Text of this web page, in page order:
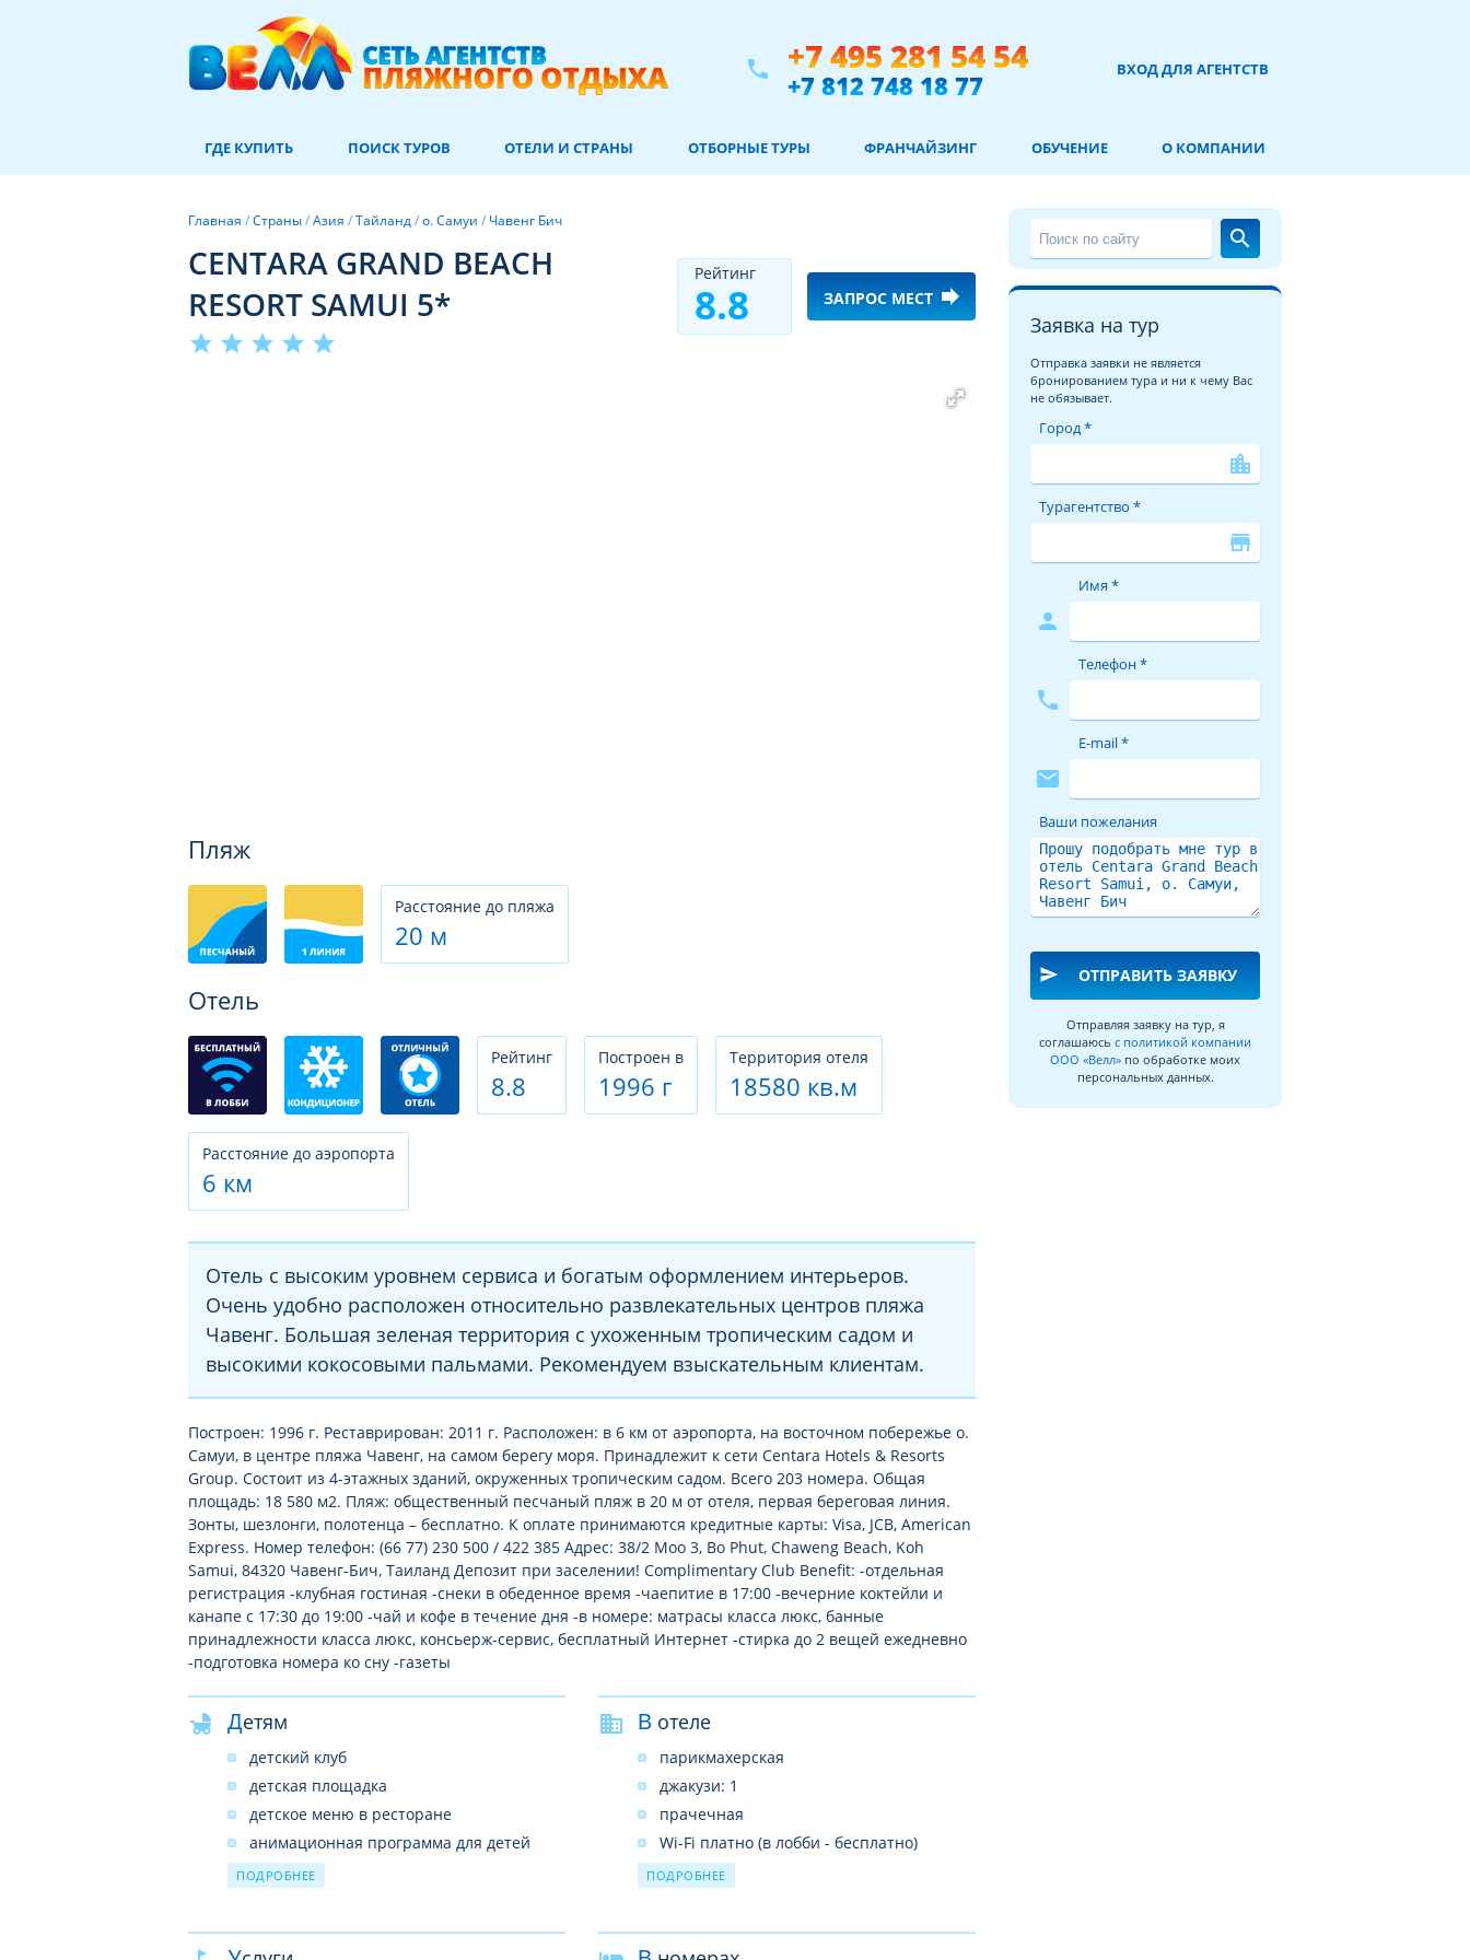
phone +7 495 281 54 54
+7 812 748 18 77 ВХОД ДЛЯ АГЕНТСТВ
ГДЕ КУПИТЬ ПОИСК ТУРОВ ОТЕЛИ И СТРАНЫ ОТБОРНЫЕ ТУРЫ ФРАНЧАЙЗИНГ ОБУЧЕНИЕ О КОМПАНИИ
Главная /Страны/Азия /Тайланд/о. Самуи / Чавенг Бич
CENTARA GRAND BEACH
RESORT SAMUI 5*
star star star star star
Рeйтинг
8.8 ЗАПРОС МЕСТ forward
Пляж
Расстояние до пляжа
20 м
Отель
Рeйтинг
8.8
Построен в
1996 г
Территория отеля
18580 кв.м
Расстояние до аэропорта
6 км
Отель с высоким уровнем сервиса и богатым оформлением интерьеров.
Очень удобно расположен относительно развлекательных центров пляжа
Чавенг. Большая зеленая территория с ухоженным тропическим садом и
высокими кокосовыми пальмами. Рекомендуем взыскательным клиентам.
Построен: 1996 г. Реставрирован: 2011 г. Расположен: в 6 км от аэропорта, на восточном побережье о.
Самуи, в центре пляжа Чавенг, на самом берегу моря. Принадлежит к сети Centara Hotels & Resorts
Group. Состоит из 4-этажных зданий, окруженных тропическим садом. Всего 203 номера. Общая
площадь: 18 580 м2. Пляж: общественный песчаный пляж в 20 м от отеля, первая береговая линия.
Зонты, шезлонги, полотенца – бесплатно. К оплате принимаются кредитные карты: Visa, JCB, American
Express. Номер телефон: (66 77) 230 500 / 422 385 Адрес: 38/2 Moo 3, Bo Phut, Chaweng Beach, Koh
Samui, 84320 Чавенг-Бич, Таиланд Депозит при заселении! Complimentary Club Benefit: -отдельная
регистрация -клубная гостиная -снеки в обеденное время -чаепитие в 17:00 -вечерние коктейли и
канапе с 17:30 до 19:00 -чай и кофе в течение дня -в номере: матрасы класса люкс, банные
принадлежности класса люкс, консьерж-сервис, бесплатный Интернет -стирка до 2 вещей ежедневно
-подготовка номера ко сну -газеты
Детям
детский клуб
детская площадка
детское меню в ресторане
анимационная программа для детей
услуги няни: по запросу, платно
комната для игр
ПОДРОБНЕЕ
В отеле
парикмахерская
джакузи: 1
прачечная
Wi-Fi платно (в лобби - бесплатно)
бассейны: 1 (открытый)
магазины
ПОДРОБНЕЕ
search
Заявка на тур
Отправка заявки не является
бронированием тура и ни к чему Вас
не обязывает.
Город *
location_city
Турагентство *
store
person
Имя *
phone
Телефон *
mail
E-mail *
Ваши пожелания
send ОТПРАВИТЬ ЗАЯВКУ
Отправляя заявку на тур, я
соглашаюсь с политикой компании
ООО «Велл» по обработке моих
персональных данных.